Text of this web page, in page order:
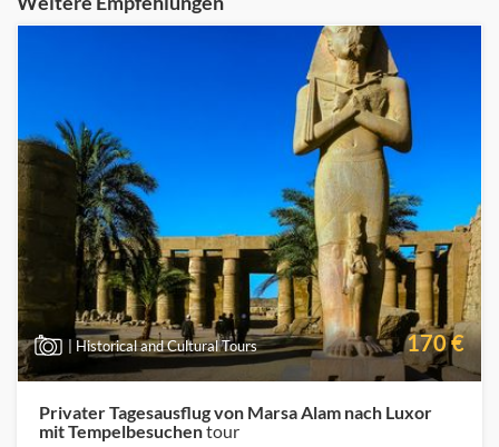
| Historical and Cultural Tours 170 €
Privater Tagesausflug von Marsa Alam nach Luxor
mit Tempelbesuchentour